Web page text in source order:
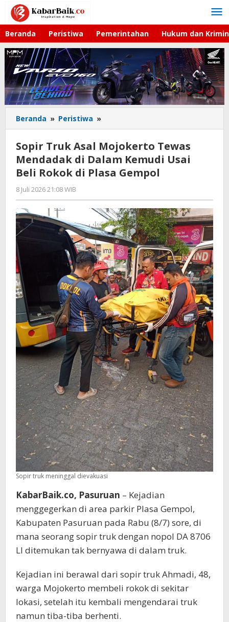
Lewati
konten
Beranda Peristiwa Pemerintahan Hukum dan
Beranda » Peristiwa »
Truk
Asal
Mojokerto
Tewas
Mendadak
Usai
Beli
Rokok
di
Plasa
Gempol
Sopir Truk Asal Mojokerto Tewas
Mendadak di Dalam Kemudi Usai
Beli Rokok di Plasa Gempol
8 Juli 2026 21:08 WIB
Gagah
Saputra
Sopir truk meninggal dievakuasi
KabarBaik.co, Pasuruan – Kejadian
menggegerkan di area parkir Plasa Gempol,
Kabupaten Pasuruan pada Rabu (8/7) sore, di
mana seorang sopir truk dengan nopol DA 8706
LI ditemukan tak bernyawa di dalam truk.
Kejadian ini berawal dari sopir truk Ahmadi, 48,
warga Mojokerto membeli rokok di sekitar
lokasi, setelah itu kembali mengendarai truk
namun tiba-tiba berhenti.